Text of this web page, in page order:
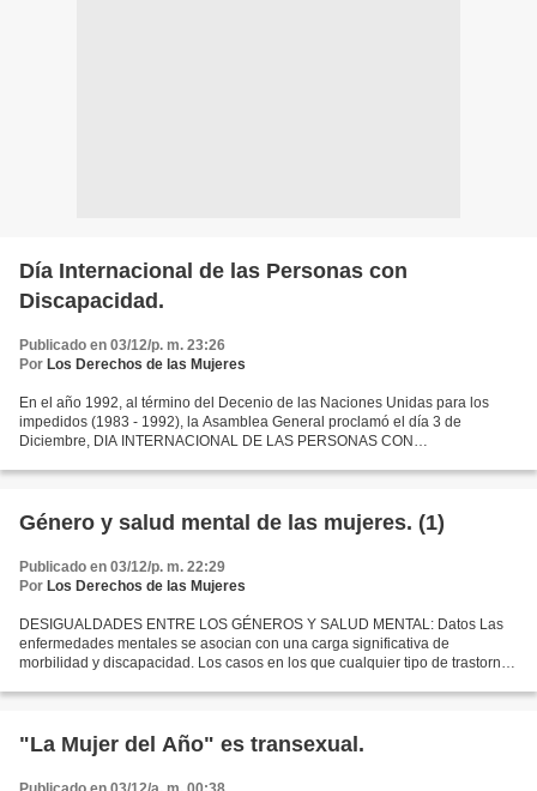
Día Internacional de las Personas con
Discapacidad.
Publicado en 03/12/p. m. 23:26
Por Los Derechos de las Mujeres
En el año 1992, al término del Decenio de las Naciones Unidas para los
impedidos (1983 - 1992), la Asamblea General proclamó el día 3 de
Diciembre, DIA INTERNACIONAL DE LAS PERSONAS CON
Género y salud mental de las mujeres. (1)
Publicado en 03/12/p. m. 22:29
Por Los Derechos de las Mujeres
DESIGUALDADES ENTRE LOS GÉNEROS Y SALUD MENTAL: Datos Las
enfermedades mentales se asocian con una carga significativa de
morbilidad y discapacidad. Los casos en los que cualquier tipo de trastorno
"La Mujer del Año" es transexual.